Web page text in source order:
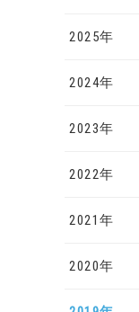
2025年
2024年
2023年
2022年
2021年
2020年